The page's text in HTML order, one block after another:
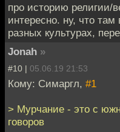
про историю религии/
интересно. ну, что
разных культурах,
Jonah »
#10 | 05.06.19 21:53
Кому: Симаргл, #1
> Мурчание - это с
говоров